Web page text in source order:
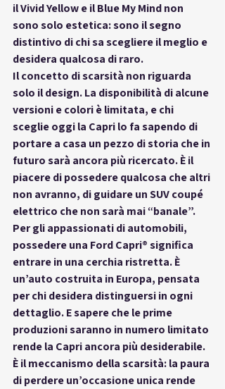
il Vivid Yellow e il Blue My Mind non
sono solo estetica: sono il segno
distintivo di chi sa scegliere il meglio e
desidera qualcosa di raro.
Il concetto di scarsità non riguarda
solo il design. La disponibilità di alcune
versioni e colori è limitata, e chi
sceglie oggi la Capri lo fa sapendo di
portare a casa un pezzo di storia che in
futuro sarà ancora più ricercato. È il
piacere di possedere qualcosa che altri
non avranno, di guidare un SUV coupé
elettrico che non sarà mai “banale”.
Per gli appassionati di automobili,
possedere una Ford Capri® significa
entrare in una cerchia ristretta. È
un’auto costruita in Europa, pensata
per chi desidera distinguersi in ogni
dettaglio. E sapere che le prime
produzioni saranno in numero limitato
rende la Capri ancora più desiderabile.
È il meccanismo della scarsità: la paura
di perdere un’occasione unica rende